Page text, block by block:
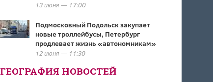
13 июня — 17:00
Подмосковный Подольск закупает
новые троллейбусы, Петербург
продлевает жизнь «автономникам»
12 июня — 11:30
ГЕОГРАФИЯ НОВОСТЕЙ